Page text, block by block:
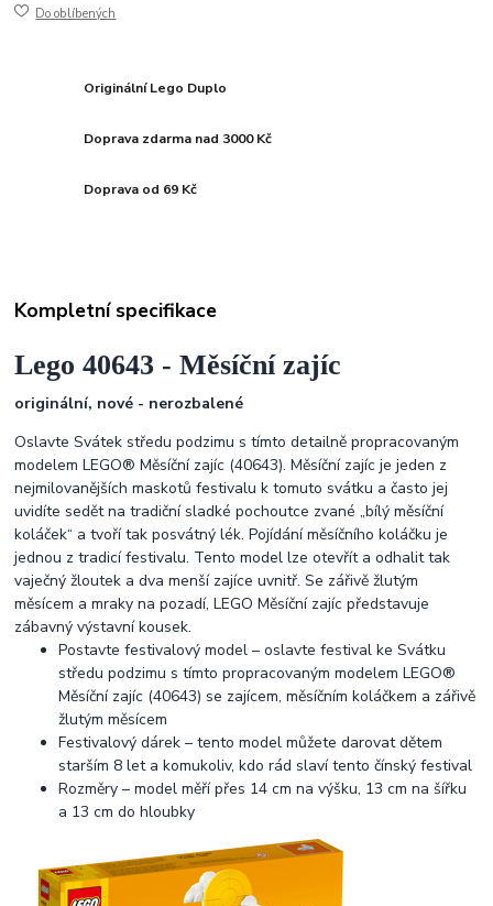
Do oblíbených
Originální Lego Duplo
Doprava zdarma nad 3000 Kč
Doprava od 69 Kč
Kompletní specifikace
Lego40643 - Měsíční zajíc
originální, nové - nerozbalené
Oslavte Svátek středu podzimu s tímto detailně propracovaným
modelem LEGO® Měsíční zajíc (40643). Měsíční zajíc je jeden z
nejmilovanějších maskotů festivalu k tomuto svátku a často jej
uvidíte sedět na tradiční sladké pochoutce zvané „bílý měsíční
koláček“ a tvoří tak posvátný lék. Pojídání měsíčního koláčku je
jednou z tradicí festivalu. Tento model lze otevřít a odhalit tak
vaječný žloutek a dva menší zajíce uvnitř. Se zářivě žlutým
měsícem a mraky na pozadí, LEGO Měsíční zajíc představuje
zábavný výstavní kousek.
Postavte festivalový model – oslavte festival ke Svátku
středu podzimu s tímto propracovaným modelem LEGO®
Měsíční zajíc (40643) se zajícem, měsíčním koláčkem a zářivě
žlutým měsícem
Festivalový dárek – tento model můžete darovat dětem
starším 8 let a komukoliv, kdo rád slaví tento čínský festival
Rozměry – model měří přes 14 cm na výšku, 13 cm na šířku
a 13 cm do hloubky